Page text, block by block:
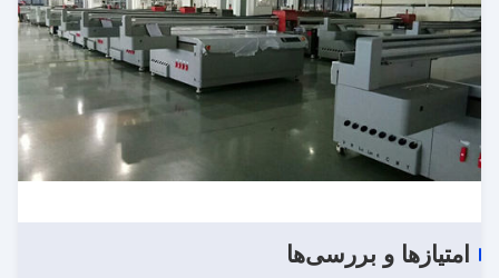
امتیازها و بررسی‌ها